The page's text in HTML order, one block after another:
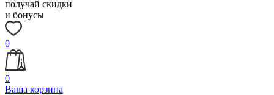
получай скидки
и бонусы
0
0
Ваша корзина